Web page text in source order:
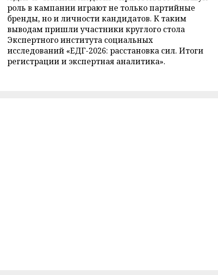
роль в кампании играют не только партийные
бренды, но и личности кандидатов. К таким
выводам пришли участники круглого стола
Экспертного института социальных
исследований «ЕДГ-2026: расстановка сил. Итоги
регистрации и экспертная аналитика».